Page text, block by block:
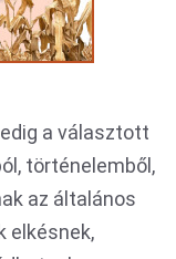
a választott
történelemből,
az általános
elkésnek,